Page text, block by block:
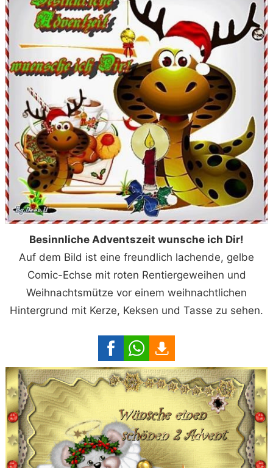
Besinnliche Adventszeit wunsche ich Dir!
Auf dem Bild ist eine freundlich lachende, gelbe
Comic-Echse mit roten Rentiergeweihen und
Weihnachtsmütze vor einem weihnachtlichen
Hintergrund mit Kerze, Keksen und Tasse zu sehen.